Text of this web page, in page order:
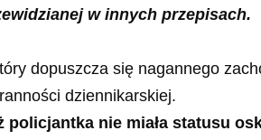
w innych przepisach.
dopuszcza się nagannego
dziennikarskiej.
policjantka nie miała statusu